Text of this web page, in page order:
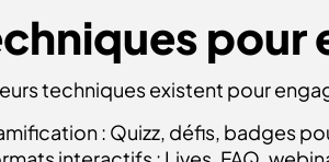
pour
techniques existent pour
: Quizz, défis, badges